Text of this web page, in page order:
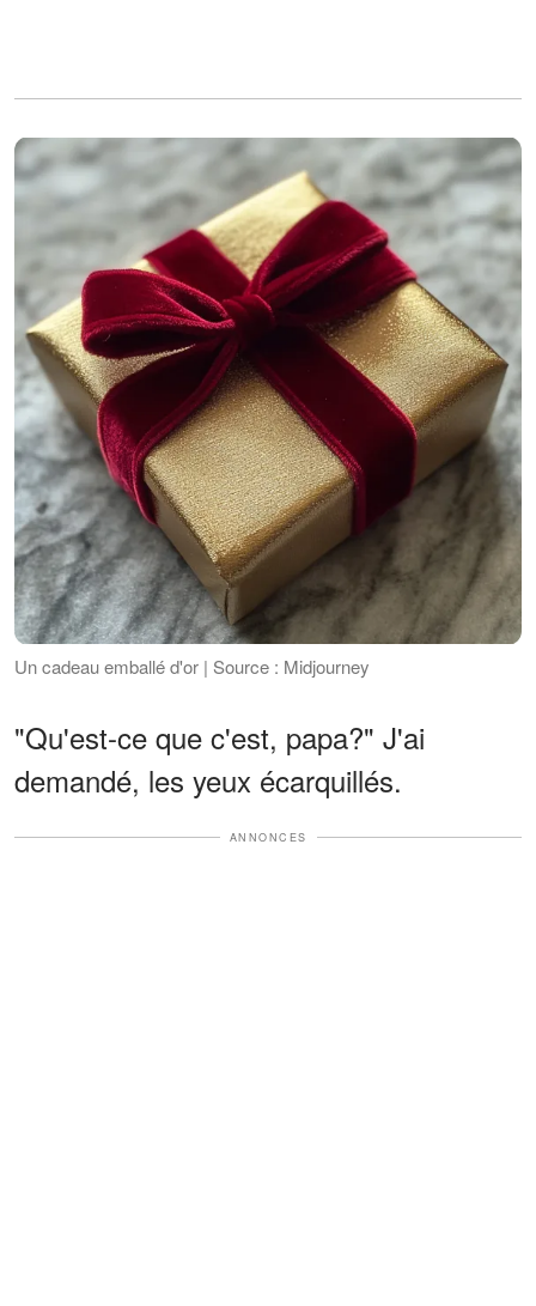
Un cadeau emballé d'or | Source : Midjourney
"Qu'est-ce que c'est, papa?" J'ai
demandé, les yeux écarquillés.
ANNONCES